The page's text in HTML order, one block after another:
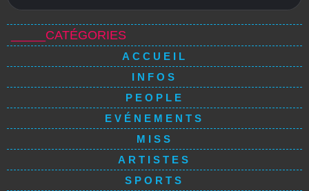
_____CATÉGORIES
ACCUEIL
INFOS
PEOPLE
EVÉNEMENTS
MISS
ARTISTES
SPORTS